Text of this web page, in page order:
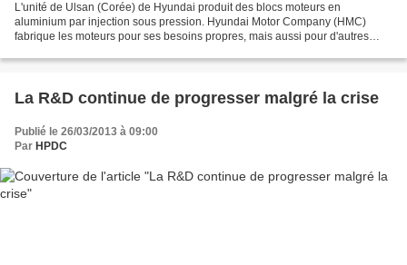
L'unité de Ulsan (Corée) de Hyundai produit des blocs moteurs en
aluminium par injection sous pression. Hyundai Motor Company (HMC)
fabrique les moteurs pour ses besoins propres, mais aussi pour d'autres
La R&D continue de progresser malgré la crise
Publié le 26/03/2013 à 09:00
Par HPDC